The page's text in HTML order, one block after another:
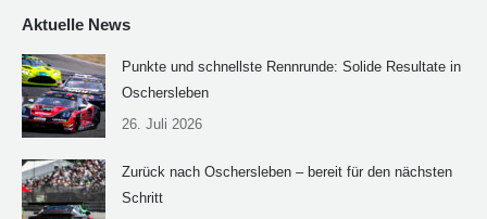
Aktuelle News
Punkte und schnellste Rennrunde: Solide Resultate in
Oschersleben
26. Juli 2026
Zurück nach Oschersleben – bereit für den nächsten
Schritt